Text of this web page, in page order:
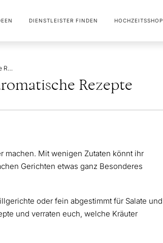
DIENSTLEISTER FINDEN HOCHZEITSSHOP
Kräutersalz selber machen: 8 aromatische Rezepte
Rezepte
machen. Mit wenigen Zutaten könnt ihr
Gerichten etwas ganz Besonderes
oder fein abgestimmt für Salate und
und verraten euch, welche Kräuter